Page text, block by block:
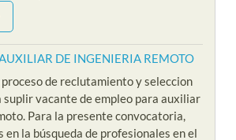
DE INGENIERIA REMOTO
de reclutamiento y seleccion
suplir vacante de empleo para auxiliar
Para la presente convocatoria,
en la búsqueda de profesionales en el